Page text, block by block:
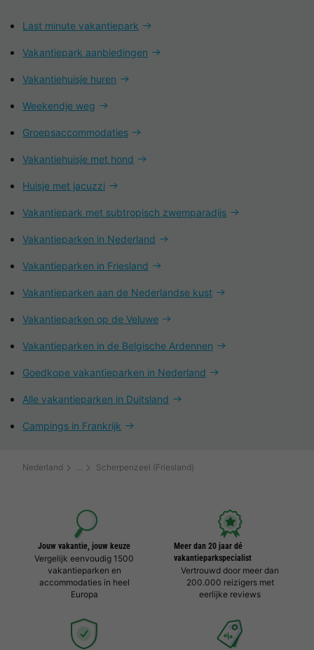
Last minute vakantiepark
Vakantiepark aanbiedingen
Vakantiehuisje huren
Weekendje weg
Groepsaccommodaties
Vakantiehuisje met hond
Huisje met jacuzzi
Vakantiepark met subtropisch zwemparadijs
Vakantieparken in Nederland
Vakantieparken in Friesland
Vakantieparken aan de Nederlandse kust
Vakantieparken op de Veluwe
Vakantieparken in de Belgische Ardennen
Goedkope vakantieparken in Nederland
Alle vakantieparken in Duitsland
Campings in Frankrijk
Nederland Scherpenzeel (Friesland)
Jouw vakantie, jouw keuze
Vergelijk eenvoudig 1500
vakantieparken en
accommodaties in heel
Europa
Meer dan 20 jaar dé
vakantieparkspecialist
Vertrouwd door meer dan
200.000 reizigers met
eerlijke reviews